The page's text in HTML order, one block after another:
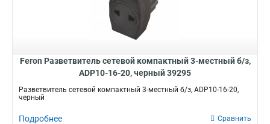
Feron Разветвитель сетевой компактный 3-местный б/з,
ADP10-16-20, черный 39295
Разветвитель сетевой компактный 3-местный б/з, ADP10-16-20,
черный
Подробнее Сравнить